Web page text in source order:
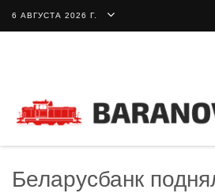
6 АВГУСТА 2026 Г.
Беларусбанк